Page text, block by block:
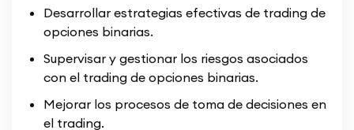
Desarrollar estrategias efectivas de trading de
opciones binarias.
Supervisar y gestionar los riesgos asociados
con el trading de opciones binarias.
Mejorar los procesos de toma de decisiones en
el trading.